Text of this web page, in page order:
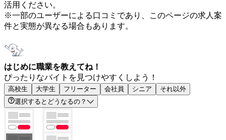
活用ください。
※一部のユーザーによる口コミであり、このページの求人案
件と実態が異なる場合もあります。
はじめに職業を教えてね！
ぴったりなバイトを見つけやすくしよう！
高校生 大学生 フリーター 会社員 シニア
それ以外
選択するとどうなるの？